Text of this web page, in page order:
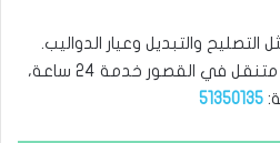
والتبديل وعيار الدواليب.
لذلك إذا كنت تبحث عن بنشر متنقل في القصور خدمة 24 ساعة،
51350135